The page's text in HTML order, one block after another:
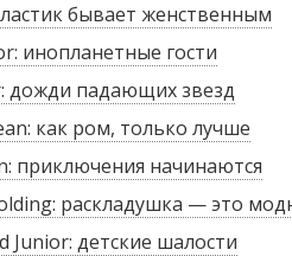
бывает женственным
инопланетные гости
дожди падающих звезд
как ром, только лучше
приключения начинаются
раскладушка — это
Junior: детские шалости